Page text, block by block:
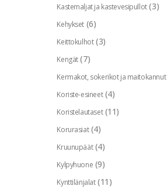
Kastemaljat ja kastevesipullot (3)
Kehykset (6)
Keittokulhot (3)
Kengät (7)
Kermakot, sokerikot ja maitokannut
Koriste-esineet (4)
Koristelautaset (11)
Korurasiat (4)
Kruunupäät (4)
Kylpyhuone (9)
Kynttilänjalat (11)